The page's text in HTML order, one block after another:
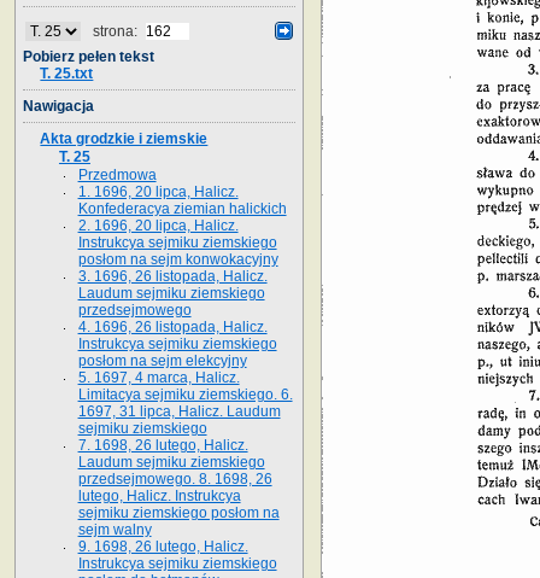
strona:
Pobierz pełen tekst
T. 25.txt
Nawigacja
Akta grodzkie i ziemskie
T. 25
Przedmowa
1. 1696, 20 lipca, Halicz.
Konfederacya ziemian halickich
2. 1696, 20 lipca, Halicz.
Instrukcya sejmiku ziemskiego
posłom na sejm konwokacyjny
3. 1696, 26 listopada, Halicz.
Laudum sejmiku ziemskiego
przedsejmowego
4. 1696, 26 listopada, Halicz.
Instrukcya sejmiku ziemskiego
posłom na sejm elekcyjny
5. 1697, 4 marca, Halicz.
Limitacya sejmiku ziemskiego. 6.
1697, 31 lipca, Halicz. Laudum
sejmiku ziemskiego
7. 1698, 26 lutego, Halicz.
Laudum sejmiku ziemskiego
przedsejmowego. 8. 1698, 26
lutego, Halicz. Instrukcya
sejmiku ziemskiego posłom na
sejm walny
9. 1698, 26 lutego, Halicz.
Instrukcya sejmiku ziemskiego